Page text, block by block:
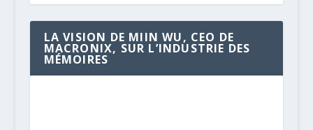
LA VISION DE MIIN WU, CEO DE
MACRONIX, SUR L’INDUSTRIE DES
MÉMOIRES